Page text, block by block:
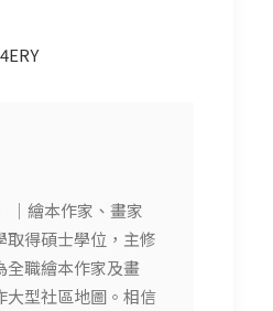
｜繪本作家、畫家
取得碩士學位，主修
全職繪本作家及畫
大型社區地圖。相信